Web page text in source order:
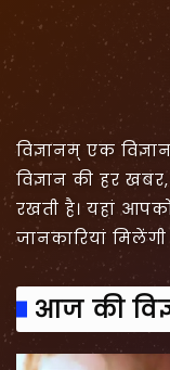
विज्ञानम् एक
विज्ञान की हर
रखती है। यहां
जानकारियां
आज की